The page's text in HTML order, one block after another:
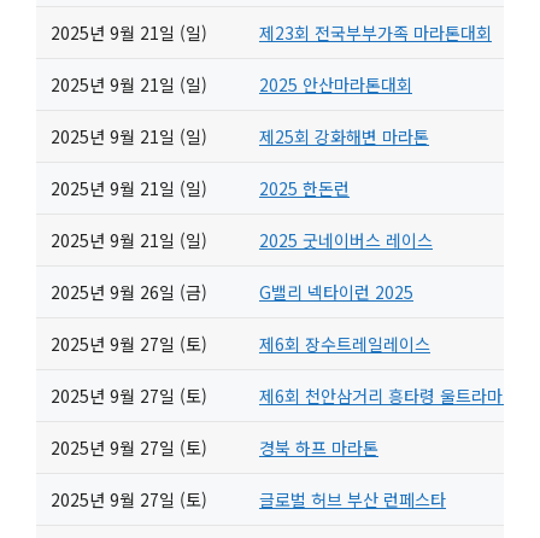
2025년 9월 21일 (일) 제23회 전국부부가족 마라톤대회
2025년 9월 21일 (일) 2025 안산마라톤대회
2025년 9월 21일 (일) 제25회 강화해변 마라톤
2025년 9월 21일 (일) 2025 한돈런
2025년 9월 21일 (일) 2025 굿네이버스 레이스
2025년 9월 26일 (금) G밸리 넥타이런 2025
2025년 9월 27일 (토) 제6회 장수트레일레이스
2025년 9월 27일 (토) 제6회 천안삼거리 흥타령 울트라마라톤
2025년 9월 27일 (토) 경북 하프 마라톤
2025년 9월 27일 (토) 글로벌 허브 부산 런페스타